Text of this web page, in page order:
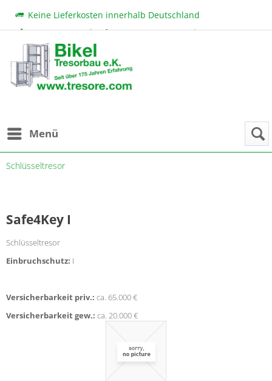
Keine Lieferkosten innerhalb Deutschland
Beratung & Verkauf:+49 (0) 7131 222 11|
bikel@tresore.com
Günstige Preise
Menü
Schlüsseltresor
Safe4Key I
Schlüsseltresor
Einbruchschutz: I
Versicherbarkeit priv.: ca. 65.000 €
Versicherbarkeit gew.: ca. 20.000 €